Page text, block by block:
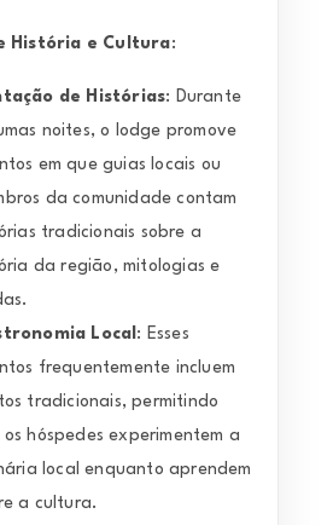
História e Cultura:
de Histórias: Durante
noites, o lodge promove
em que guias locais ou
da comunidade contam
tradicionais sobre a
da região, mitologias e
Local : Esses
frequentemente incluem
tradicionais, permitindo
os hóspedes experimentem a
local enquanto aprendem
a cultura.